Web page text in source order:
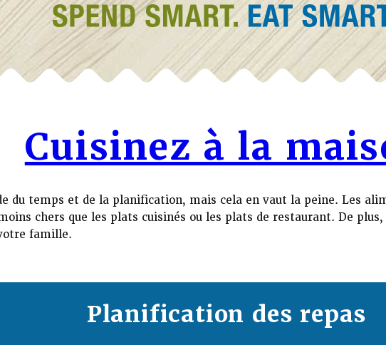
Cuisinez à la
du temps et de la planification, mais cela en vaut la peine. Les
chers que les plats cuisinés ou les plats de restaurant. De
famille.
Planification des repas